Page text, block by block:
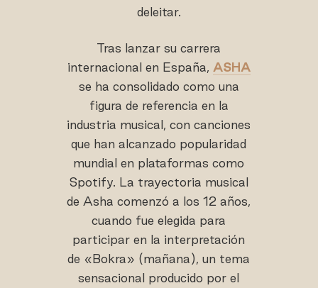
deleitar.
Tras lanzar su carrera
internacional en España, ASHA
se ha consolidado como una
figura de referencia en la
industria musical, con canciones
que han alcanzado popularidad
mundial en plataformas como
Spotify. La trayectoria musical
de Asha comenzó a los 12 años,
cuando fue elegida para
participar en la interpretación
de «Bokra» (mañana), un tema
sensacional producido por el